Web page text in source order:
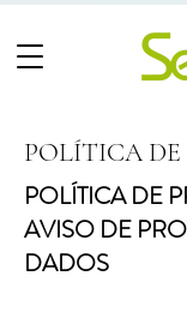
POLÍTICA
POLÍTICA DE
AVISO DE
DADOS